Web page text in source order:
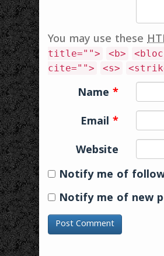
You may use these
title="">
<b>
cite="">
<s>
Name*
Email*
Website
Notify me of
Notify me of new